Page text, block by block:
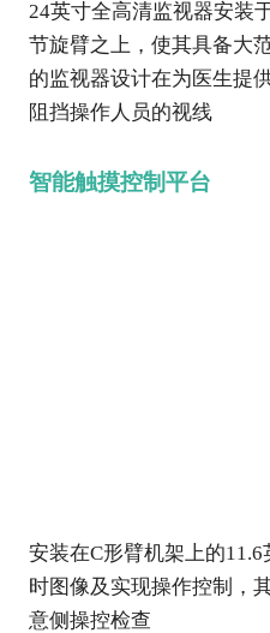
24英寸全高清监视器安装
节旋臂之上，使其具备大
的监视器设计在为医生提
阻挡操作人员的视线
智能触摸控制平台
安装在C形臂机架上的
时图像及实现操作控制，
意侧操控检查